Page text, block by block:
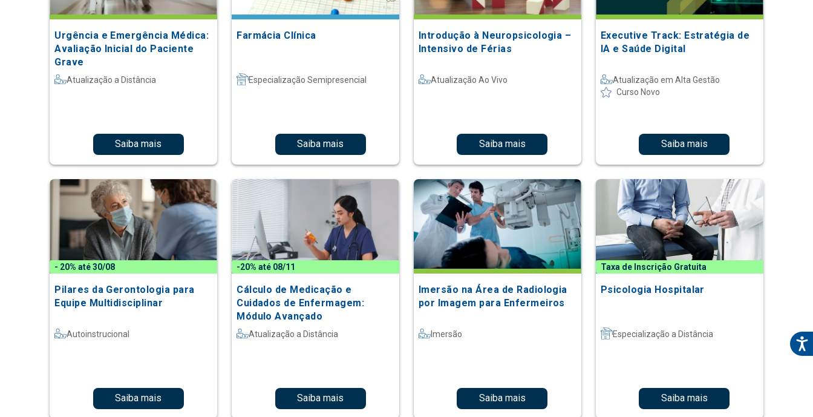
Urgência e Emergência Médica:
Avaliação Inicial do Paciente
Grave
Atualização a Distância
Saiba mais
Farmácia Clínica
Especialização Semipresencial
Saiba mais
Introdução à Neuropsicologia –
Intensivo de Férias
Atualização Ao Vivo
Saiba mais
Executive Track: Estratégia de
IA e Saúde Digital
Atualização em Alta Gestão
Curso Novo
Saiba mais
- 20% até 30/08
Pilares da Gerontologia para
Equipe Multidisciplinar
Autoinstrucional
Saiba mais
-20% até 08/11
Cálculo de Medicação e
Cuidados de Enfermagem:
Módulo Avançado
Atualização a Distância
Saiba mais
Imersão na Área de Radiologia
por Imagem para Enfermeiros
Imersão
Saiba mais
Taxa de Inscrição Gratuita
Psicologia Hospitalar
Especialização a Distância
Saiba mais